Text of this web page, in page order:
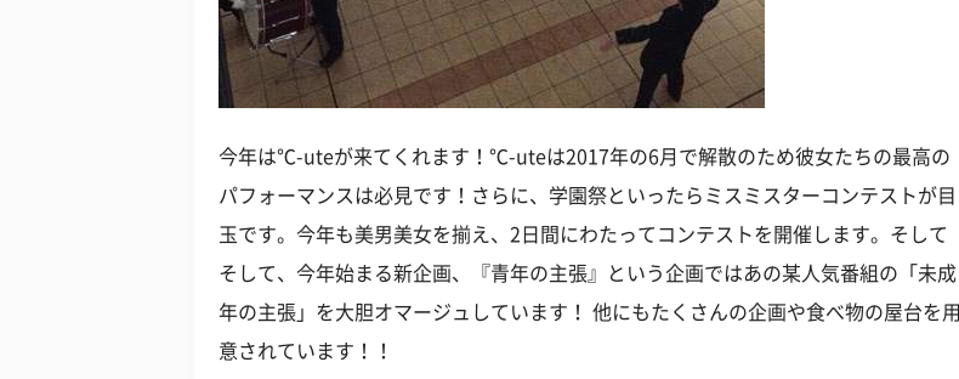
今年は℃-uteが来てくれます！℃-uteは2017年の6月で解散のため彼女たちの最高の
パフォーマンスは必見です！さらに、学園祭といったらミスミスターコンテストが目
玉です。今年も美男美女を揃え、2日間にわたってコンテストを開催します。そして
そして、今年始まる新企画、『青年の主張』という企画ではあの某人気番組の「未成
年の主張」を大胆オマージュしています！ 他にもたくさんの企画や食べ物の屋台を用
意されています！！